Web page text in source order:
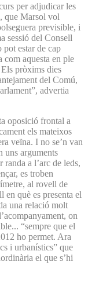
per adjudicar les
que Marsol vol
previsible, i
sessió del Consell
estar de cap
com aquesta en ple
pròxims dies
del Comú,
advertia
oposició frontal a
els mateixos
veïna. I no se’n van
uns arguments
a l’arc de leds,
es troben
al rovell de
en què es presenta el
una relació molt
on
“sempre que el
ho permet. Ara
i urbanístics” que
el que s’hi